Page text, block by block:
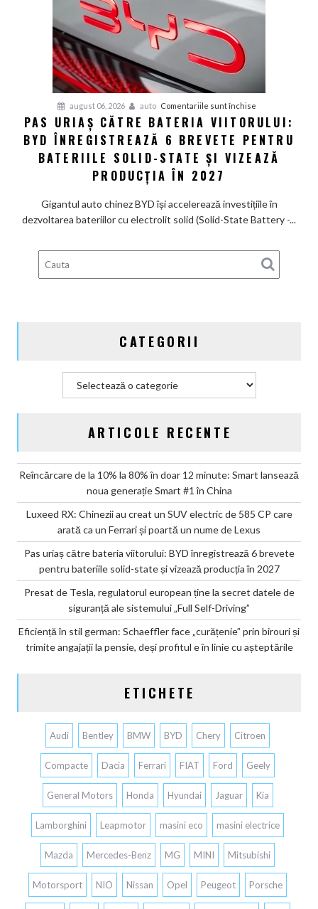
585
și
poartă
nume
august 06, 2026 auto Comentariile sunt închise
Pas
uriaș
către
BYD
pentru
bateriile
în
PAS URIAȘ CĂTRE BATERIA VIITORULUI:
BYD ÎNREGISTREAZĂ 6 BREVETE PENTRU
BATERIILE SOLID-STATE ȘI VIZEAZĂ
PRODUCȚIA ÎN 2027
Gigantul auto chinez BYD își accelerează investițiile în
dezvoltarea bateriilor cu electrolit solid (Solid-State Battery -...
CATEGORII
ARTICOLE RECENTE
Reîncărcare de la 10% la 80% în doar 12 minute: Smart lansează
noua generație Smart #1 în China
Luxeed RX: Chinezii au creat un SUV electric de 585 CP care
arată ca un Ferrari și poartă un nume de Lexus
Pas uriaș către bateria viitorului: BYD înregistrează 6 brevete
pentru bateriile solid-state și vizează producția în 2027
Presat de Tesla, regulatorul european ține la secret datele de
siguranță ale sistemului „Full Self-Driving”
Eficiență în stil german: Schaeffler face „curățenie” prin birouri și
trimite angajații la pensie, deși profitul e în linie cu așteptările
ETICHETE
Audi Bentley BMW BYD Chery Citroen
Compacte Dacia Ferrari FIAT Ford Geely
General Motors Honda Hyundai Jaguar Kia
Lamborghini Leapmotor masini eco masini electrice
Mazda Mercedes-Benz MG MINI Mitsubishi
Motorsport NIO Nissan Opel Peugeot Porsche